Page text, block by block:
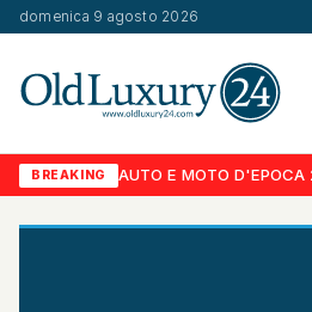
domenica 9 agosto 2026
BREAKING